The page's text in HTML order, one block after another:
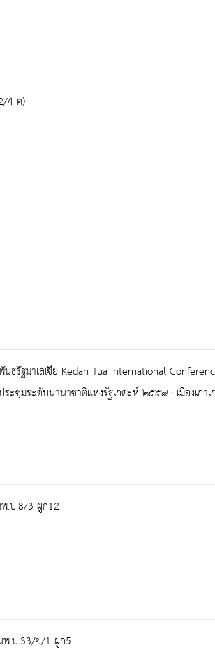
4 ค)
ธรัฐมาเลเซีย Kedah Tua International
ะชุมระดับนานาชาติแห่งรัฐเกดะห์ ๒๕๕๙ : เมืองเ
.บ.8/3 ผูก12
.บ.33/ข/1 ผูก5